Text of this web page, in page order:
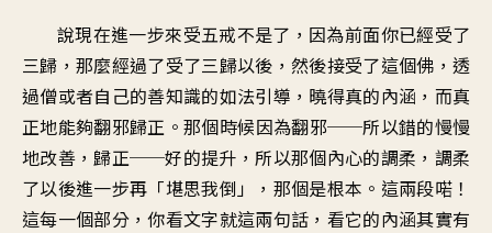
說現在進一步來受五戒不是了，因為前面你已經受了
三歸，那麼經過了受了三歸以後，然後接受了這個佛，透
過僧或者自己的善知識的如法引導，曉得真的內涵，而真
正地能夠翻邪歸正。那個時候因為翻邪──所以錯的慢慢
地改善，歸正──好的提升，所以那個內心的調柔，調柔
了以後進一步再「堪思我倒」，那個是根本。這兩段喏！
這每一個部分，你看文字就這兩句話，看它的內涵其實有